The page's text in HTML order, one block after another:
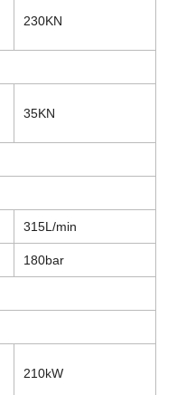
230KN
35KN
315L/min
180bar
210kW